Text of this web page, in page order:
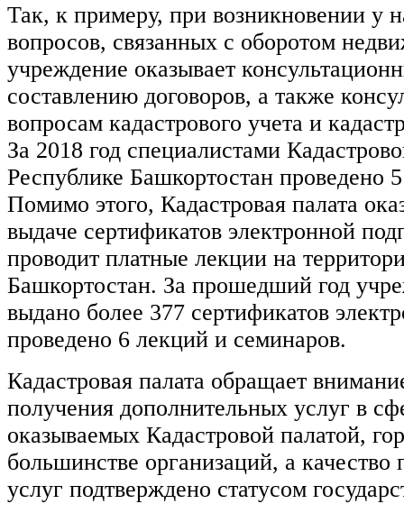
Так, к примеру, при возникновении у
вопросов, связанных с оборотом
учреждение оказывает
составлению договоров, а также
вопросам кадастрового учета и
За 2018 год специалистами
Республике Башкортостан проведено
Помимо этого, Кадастровая палата
выдаче сертификатов электронной
проводит платные лекции на
Башкортостан. За прошедший год
выдано более 377 сертификатов
проведено 6 лекций и семинаров.
Кадастровая палата обращает
получения дополнительных услуг в
оказываемых Кадастровой палатой,
большинстве организаций, а качество
услуг подтверждено статусом